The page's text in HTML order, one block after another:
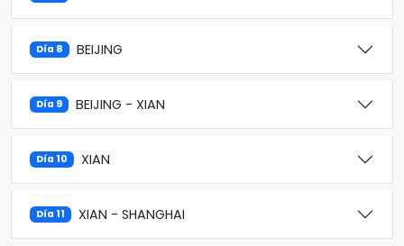
Día 8 BEIJING
Día 9 BEIJING - XIAN
Día 10 XIAN
Día 11 XIAN - SHANGHAI